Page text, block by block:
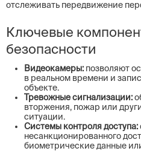
отслеживать передвижение
Ключевые
безопасности
Видеокамеры: позволяют
в реальном времени и
объекте.
Тревожные сигнализации:
вторжения, пожар или
ситуации.
Системы контроля доступа:
несанкционированного
биометрические данные